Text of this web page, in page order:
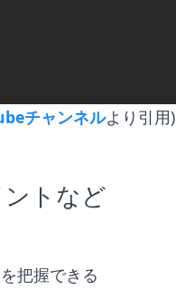
チャンネルより引用)
トなど
把握できる